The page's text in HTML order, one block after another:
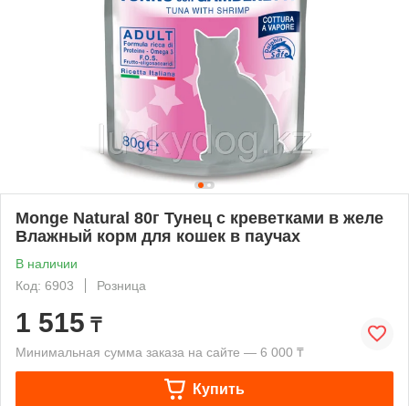
Monge Natural 80г Тунец с креветками в желе
Влажный корм для кошек в паучах
В наличии
Код: 6903
Розница
1 515 ₸
Минимальная сумма заказа на сайте — 6 000 ₸
Купить